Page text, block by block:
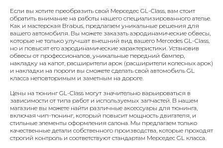
Если вы хотите преобразить свой Мерседес GL-Class, вам стоит
обратить внимание на работы нашего специализированного ателье.
Как и мастерская Brabus, предлагаем уникальные решения для
вашего автомобиля. Вы можете заказать аэродинамические обвесы,
которые не только улучшат внешний вид вашего Mercedes GL-Class,
но и повысят его аэродинамические характеристики. Установив
обвесы от профессионалов, уникальные передний бампер,
накладку на капот, расширители арок (расширители колесных арок)
и накладки на пороги вы сможете сделать свой автомобиль GL
класса неповторимым и заметным на дороге.
Цены на тюнинг GL-Class могут значительно варьироваться в
зависимости от типа работ и используемых запчастей. В нашем
магазине вы можете найти различные аксессуары для тюнинга,
включая чип-тюнинг, который повысит мощность двигателя, и
стильные элементы оформления салона. Мы предлагаем только
качественные детали собственного производства, которые проходят
строгий контроль и соответствуют стандартам Мерседес GL класса.
Заказать тюнинг- обвесы
Imperial Tuning